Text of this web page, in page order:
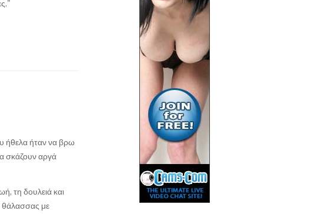
ήθελα ήταν να βρω
σκάζουν αργά
τη δουλειά και
θάλασσας με